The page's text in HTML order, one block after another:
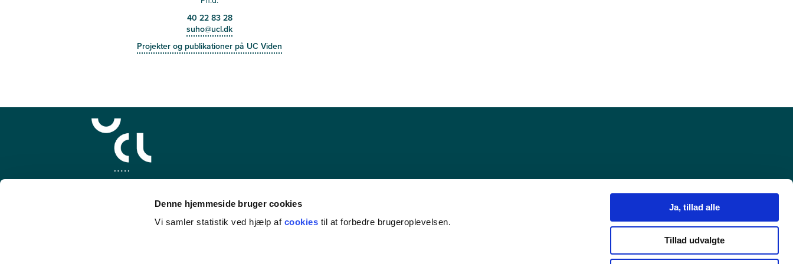
Denne hjemmeside bruger cookies
Vi samler statistik ved hjælp af cookies til at forbedre brugeroplevelsen.
Ja, tillad alle
Tillad udvalgte
40 22 83 28
suho@ucl.dk
Projekter og publikationer på UC Viden